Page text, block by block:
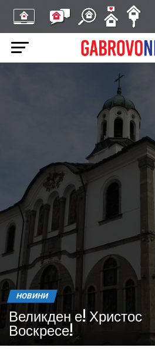
НОВИНИ
Великден е! Христос
Воскресе!